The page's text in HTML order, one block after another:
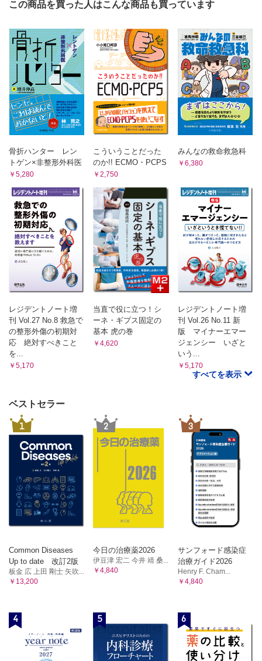
Ⅰ 学習目標
Ⅲ イントロダクション
Ⅳ 2次補足因子
Ⅴ 特殊な病態
Ⅵ 緊急度判定を行う際の潜在的なピットフォール（落とし
穴）
Column： 日本救急医学会・日本臨床救急医学会による新型コ
ロナウイルス感染症（COVID-19）患者急増の際の入院優先
度判断の考え方について
新型コロナウイルスワクチンの副反応とその症状
介護施設の諸問題
付録
付録B コーマスケール
付録C 体温測定
付録D 小児患者の評価
付録E 小児疼痛スケール
付録F 年齢によるバイタルサインと標準偏差
付録G トリアージナース
付録H 診療報酬とJTAS
付録I 緊急度とは
（2018年・2021年）
この商品を買った人はこんな商品も買っています
骨折ハンター レン
トゲン×非整形外科医
￥5,280
こういうことだった
のか!! ECMO・PCPS
￥2,750
みんなの救命救急科
￥6,380
レジデントノート増
刊 Vol.27 No.8 救急で
の整形外傷の初期対
応 絶対すべきこと
を...
￥5,170
当直で役に立つ！シ
ーネ・ギプス固定の
基本 虎の巻
￥4,620
レジデントノート増
刊 Vol.26 No.11 新
版 マイナーエマー
ジェンシー いざと
いう...
￥5,170
すべてを表示
ベストセラー
1
Common Diseases
Up to date 改訂2版
板金 広 上田 剛士 矢吹...
￥13,200
2
今日の治療薬2026
伊豆津 宏二 今井 靖 桑...
￥4,840
3
サンフォード感染症
治療ガイド2026
Henry F. Cham...
￥4,840
4 5 6